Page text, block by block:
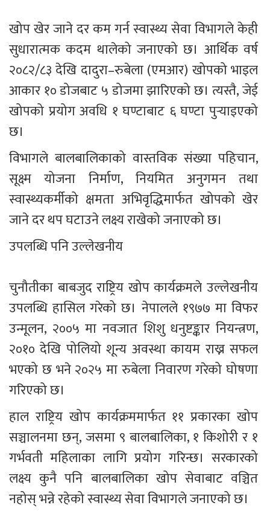
खोप खेर जाने दर कम गर्न स्वास्थ्य सेवा विभागले केही
सुधारात्मक कदम थालेको जनाएको छ। आर्थिक वर्ष
२०८२/८३ देखि दादुरा–रुबेला (एमआर) खोपको भाइल
आकार १० डोजबाट ५ डोजमा झारिएको छ। त्यस्तै, जेई
खोपको प्रयोग अवधि १ घण्टाबाट ६ घण्टा पुर्‍याइएको
छ।
विभागले बालबालिकाको वास्तविक संख्या पहिचान,
सूक्ष्म योजना निर्माण, नियमित अनुगमन तथा
स्वास्थ्यकर्मीको क्षमता अभिवृद्धिमार्फत खोपको खेर
जाने दर थप घटाउने लक्ष्य राखेको जनाएको छ।
उपलब्धि पनि उल्लेखनीय
चुनौतीका बाबजुद राष्ट्रिय खोप कार्यक्रमले उल्लेखनीय
उपलब्धि हासिल गरेको छ। नेपालले १९७७ मा विफर
उन्मूलन, २००५ मा नवजात शिशु धनुष्टङ्कार नियन्त्रण,
२०१० देखि पोलियो शून्य अवस्था कायम राख्न सफल
भएको छ भने २०२५ मा रुबेला निवारण गरेको घोषणा
गरिएको छ।
हाल राष्ट्रिय खोप कार्यक्रममार्फत ११ प्रकारका खोप
सञ्चालनमा छन्, जसमा ९ बालबालिका, १ किशोरी र १
गर्भवती महिलाका लागि प्रयोग गरिन्छ। सरकारको
लक्ष्य कुनै पनि बालबालिका खोप सेवाबाट वञ्चित
नहोस् भन्ने रहेको स्वास्थ्य सेवा विभागले जनाएको छ।